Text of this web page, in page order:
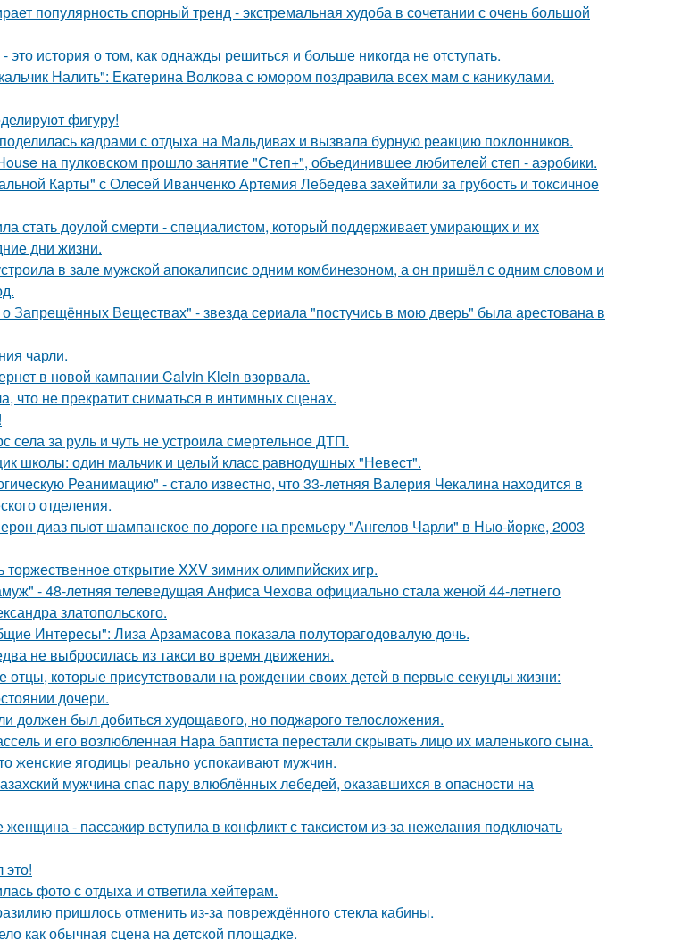
популярность спорный тренд - экстремальная худоба в сочетании с очень большой
это история о том, как однажды решиться и больше никогда не отступать.
Налить": Екатерина Волкова с юмором поздравила всех мам с каникулами.
фигуру!
кадрами с отдыха на Мальдивах и вызвала бурную реакцию поклонников.
на пулковском прошло занятие "Степ+", объединившее любителей степ - аэробики.
Карты" с Олесей Иванченко Артемия Лебедева захейтили за грубость и токсичное
стать доулой смерти - специалистом, который поддерживает умирающих и их
дни жизни.
в зале мужской апокалипсис одним комбинезоном, а он пришёл с одним словом и
Запрещённых Веществах" - звезда сериала "постучись в мою дверь" была арестована в
чарли.
в новой кампании Calvin Klein взорвала.
что не прекратит сниматься в интимных сценах.
села за руль и чуть не устроила смертельное ДТП.
школы: один мальчик и целый класс равнодушных "Невест".
Реанимацию" - стало известно, что 33-летняя Валерия Чекалина находится в
отделения.
диаз пьют шампанское по дороге на премьеру "Ангелов Чарли" в Нью-йорке, 2003
торжественное открытие XXV зимних олимпийских игр.
- 48-летняя телеведущая Анфиса Чехова официально стала женой 44-летнего
златопольского.
Интересы": Лиза Арзамасова показала полуторагодовалую дочь.
не выбросилась из такси во время движения.
отцы, которые присутствовали на рождении своих детей в первые секунды жизни:
дочери.
должен был добиться худощавого, но поджарого телосложения.
и его возлюбленная Нара баптиста перестали скрывать лицо их маленького сына.
женские ягодицы реально успокаивают мужчин.
мужчина спас пару влюблённых лебедей, оказавшихся в опасности на
женщина - пассажир вступила в конфликт с таксистом из-за нежелания подключать
это!
фото с отдыха и ответила хейтерам.
пришлось отменить из-за повреждённого стекла кабины.
как обычная сцена на детской площадке.